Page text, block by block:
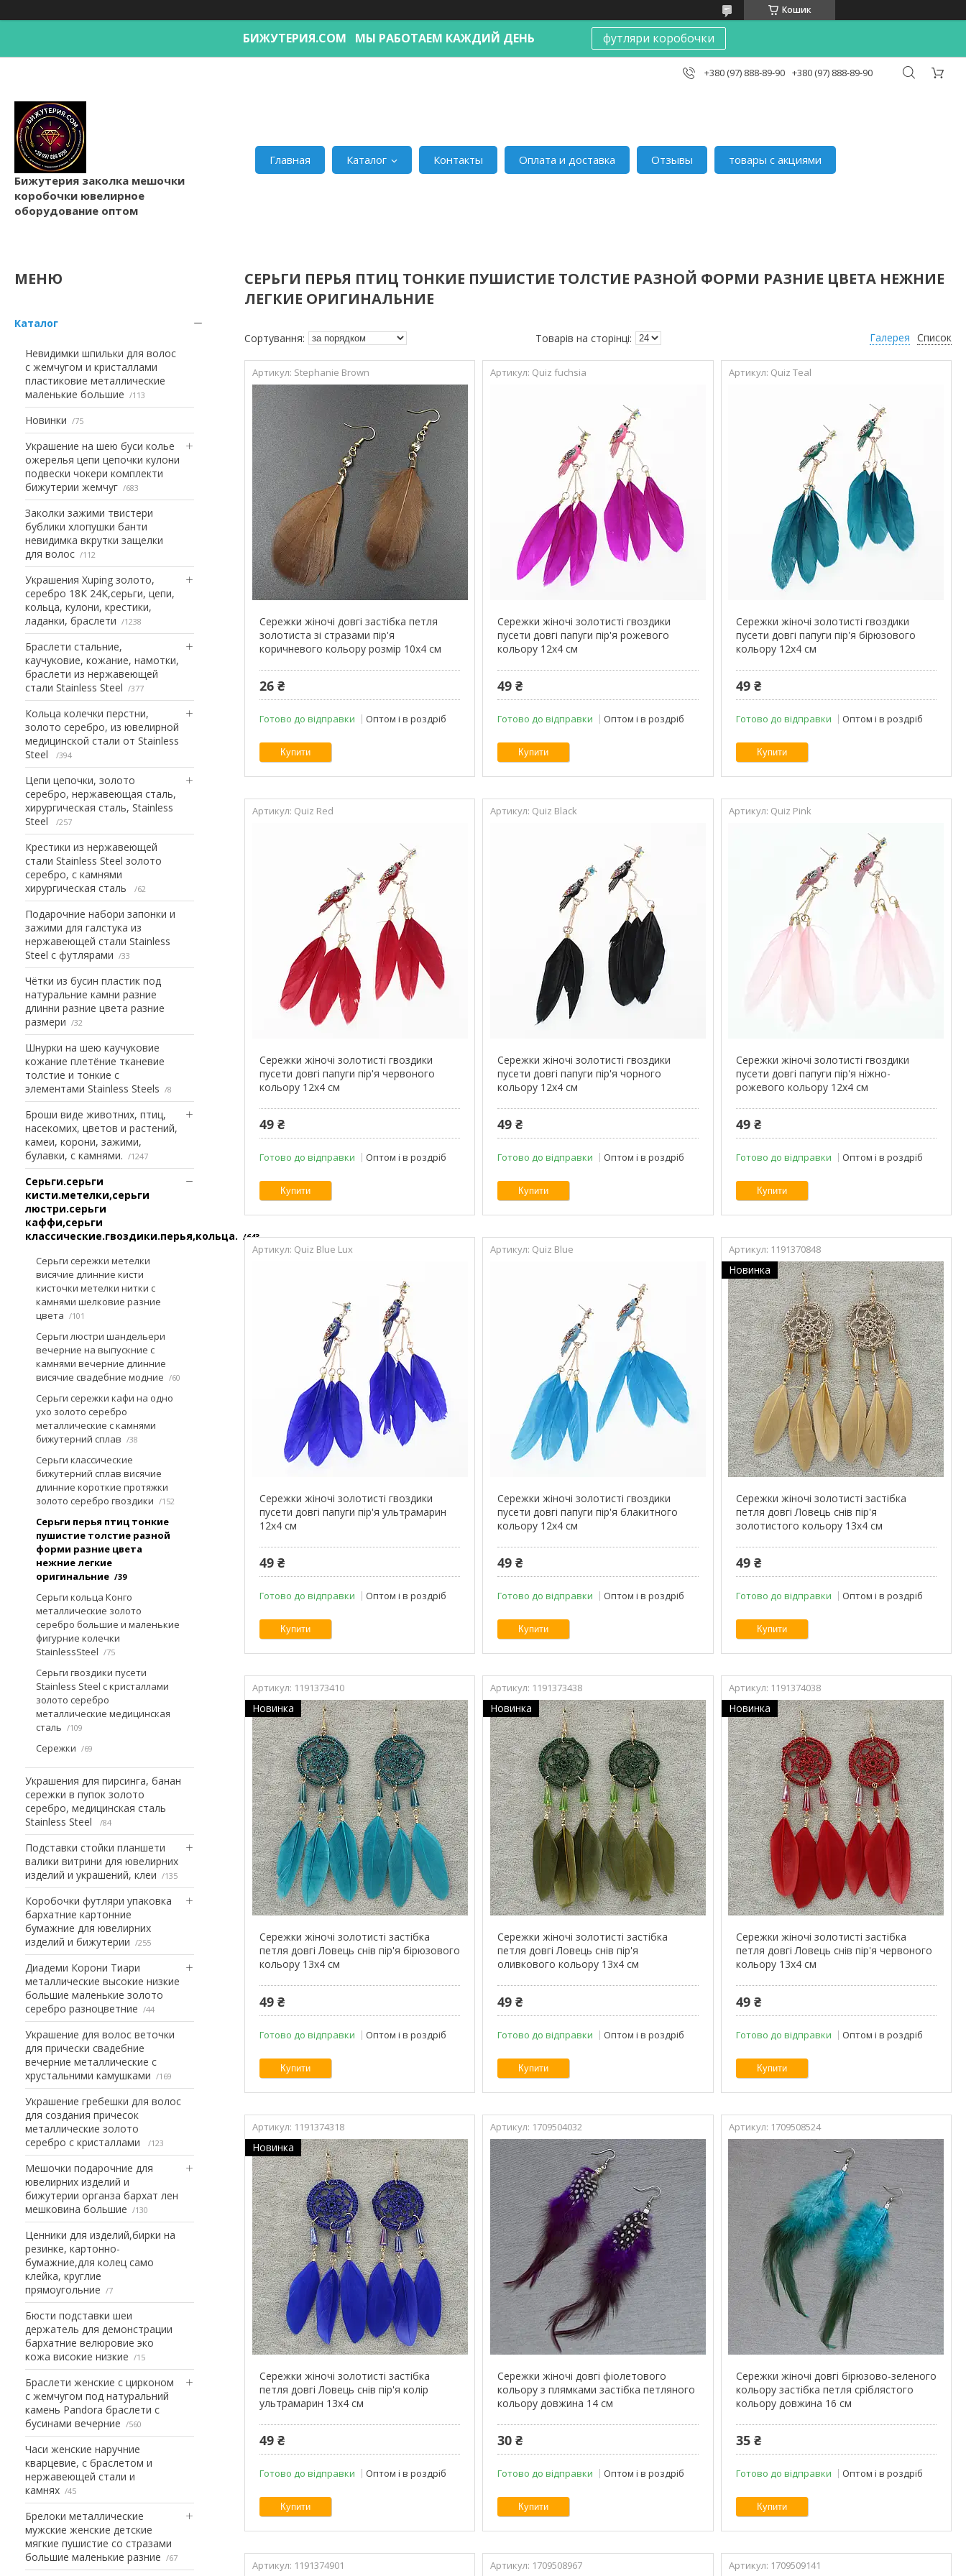
Кошик
БИЖУТЕРИЯ.COM МЫ РАБОТАЕМ КАЖДИЙ ДЕНЬ футляри коробочки
+380 (97) 888-89-90 +380 (97) 888-89-90
Бижутерия заколка мешочки
коробочки ювелирное
оборудование оптом
Главная Каталог Контакты Оплата и доставка Отзывы товары с акциями
Каталог
Невидимки шпильки для волос
с жемчугом и кристаллами
пластиковие металлические
маленькие большие
113
Новинки 75
Украшение на шею буси колье
ожерелья цепи цепочки кулони
подвески чокери комплекти
бижутерии жемчуг
683
Заколки зажими твистери
бублики хлопушки банти
невидимка вкрутки защелки
для волос
112
Украшения Xuping золото,
серебро 18К 24К,серьги, цепи,
кольца, кулони, крестики,
ладанки, браслети
1238
Браслети стальние,
каучуковие, кожание, намотки,
браслети из нержавеющей
стали Stainless Steel
377
Кольца колечки перстни,
золото серебро, из ювелирной
медицинской стали от Stainless
Steel
394
Цепи цепочки, золото
серебро, нержавеющая сталь,
хирургическая сталь, Stainless
Steel
257
Крестики из нержавеющей
стали Stainless Steel золото
серебро, с камнями
хирургическая сталь
62
Подарочние набори запонки и
зажими для галстука из
нержавеющей стали Stainless
Steel с футлярами
33
Чётки из бусин пластик под
натуральние камни разние
длинни разние цвета разние
размери
32
Шнурки на шею каучуковие
кожание плетёние тканевие
толстие и тонкие с
элементами Stainless Steels
8
Броши виде животних, птиц,
насекомих, цветов и растений,
камеи, корони, зажими,
булавки, с камнями.
1247
Серьги.серьги
кисти.метелки,серьги
люстри.серьги
каффи,серьги
классические.гвоздики.перья,кольца.
643
Серьги сережки метелки
висячие длинние кисти
кисточки метелки нитки с
камнями шелковие разние
цвета
101
Серьги люстри шандельери
вечерние на выпускние с
камнями вечерние длинние
висячие свадебние модние
60
Серьги сережки кафи на одно
ухо золото серебро
металлические с камнями
бижутерний сплав
38
Серьги классические
бижутерний сплав висячие
длинние короткие протяжки
золото серебро гвоздики
152
Серьги перья птиц тонкие
пушистие толстие разной
форми разние цвета
нежние легкие
оригинальние
39
Серьги кольца Конго
металлические золото
серебро большие и маленькие
фигурние колечки
StainlessSteel
75
Серьги гвоздики пусети
Stainless Steel с кристаллами
золото серебро
металлические медицинская
сталь
109
Сережки 69
Украшения для пирсинга, банан
сережки в пупок золото
серебро, медицинская сталь
Stainless Steel
84
Подставки стойки планшети
валики витрини для ювелирних
изделий и украшений, клеи
135
Коробочки футляри упаковка
бархатние картонние
бумажние для ювелирних
изделий и бижутерии
255
Диадеми Корони Тиари
металлические высокие низкие
большие маленькие золото
серебро разноцветние
44
Украшение для волос веточки
для прически свадебние
вечерние металлические с
хрустальними камушками
169
Украшение гребешки для волос
для создания причесок
металлические золото
серебро с кристаллами
123
Мешочки подарочние для
ювелирних изделий и
бижутерии органза бархат лен
мешковина большие
130
Ценники для изделий,бирки на
резинке, картонно-
бумажние,для колец само
клейка, круглие
прямоугольние
7
Бюсти подставки шеи
держатель для демонстрации
бархатние велюровие эко
кожа високие низкие
15
Браслети женские с цирконом
с жемчугом под натуральний
камень Pandora браслети с
бусинами вечерние
560
Часи женские наручние
кварцевие, с браслетом и
нержавеющей стали и
камнях
45
Брелоки металлические
мужские женские детские
мягкие пушистие со стразами
большие маленькие разние
67
СЕРЬГИ ПЕРЬЯ ПТИЦ ТОНКИЕ ПУШИСТИЕ ТОЛСТИЕ РАЗНОЙ ФОРМИ РАЗНИЕ ЦВЕТА НЕЖНИЕ
ЛЕГКИЕ ОРИГИНАЛЬНИЕ
Галерея Список
Stephanie Brown
Сережки жіночі довгі застібка петля
золотиста зі стразами пір'я
коричневого кольору розмір 10х4 см
26 ₴
Готово до відправки Оптом і в роздріб
Купити
Quiz fuchsia
Сережки жіночі золотисті гвоздики
пусети довгі папуги пір'я рожевого
кольору 12х4 см
49 ₴
Готово до відправки Оптом і в роздріб
Купити
Quiz Teal
Сережки жіночі золотисті гвоздики
пусети довгі папуги пір'я бірюзового
кольору 12х4 см
49 ₴
Готово до відправки Оптом і в роздріб
Купити
Quiz Red
Сережки жіночі золотисті гвоздики
пусети довгі папуги пір'я червоного
кольору 12х4 см
49 ₴
Готово до відправки Оптом і в роздріб
Купити
Quiz Black
Сережки жіночі золотисті гвоздики
пусети довгі папуги пір'я чорного
кольору 12х4 см
49 ₴
Готово до відправки Оптом і в роздріб
Купити
Quiz Pink
Сережки жіночі золотисті гвоздики
пусети довгі папуги пір'я ніжно-
рожевого кольору 12х4 см
49 ₴
Готово до відправки Оптом і в роздріб
Купити
Quiz Blue Lux
Сережки жіночі золотисті гвоздики
пусети довгі папуги пір'я ультрамарин
12х4 см
49 ₴
Готово до відправки Оптом і в роздріб
Купити
Quiz Blue
Сережки жіночі золотисті гвоздики
пусети довгі папуги пір'я блакитного
кольору 12х4 см
49 ₴
Готово до відправки Оптом і в роздріб
Купити
1191370848
Новинка
Сережки жіночі золотисті застібка
петля довгі Ловець снів пір'я
золотистого кольору 13х4 см
49 ₴
Готово до відправки Оптом і в роздріб
Купити
1191373410
Новинка
Сережки жіночі золотисті застібка
петля довгі Ловець снів пір'я бірюзового
кольору 13х4 см
49 ₴
Готово до відправки Оптом і в роздріб
Купити
1191373438
Новинка
Сережки жіночі золотисті застібка
петля довгі Ловець снів пір'я
оливкового кольору 13х4 см
49 ₴
Готово до відправки Оптом і в роздріб
Купити
1191374038
Новинка
Сережки жіночі золотисті застібка
петля довгі Ловець снів пір'я червоного
кольору 13х4 см
49 ₴
Готово до відправки Оптом і в роздріб
Купити
1191374318
Новинка
Сережки жіночі золотисті застібка
петля довгі Ловець снів пір'я колір
ультрамарин 13х4 см
49 ₴
Готово до відправки Оптом і в роздріб
Купити
1709504032
Сережки жіночі довгі фіолетового
кольору з плямками застібка петляного
кольору довжина 14 см
30 ₴
Готово до відправки Оптом і в роздріб
Купити
1709508524
Сережки жіночі довгі бірюзово-зеленого
кольору застібка петля сріблястого
кольору довжина 16 см
35 ₴
Готово до відправки Оптом і в роздріб
Купити
1191374901 1709508967 1709509141